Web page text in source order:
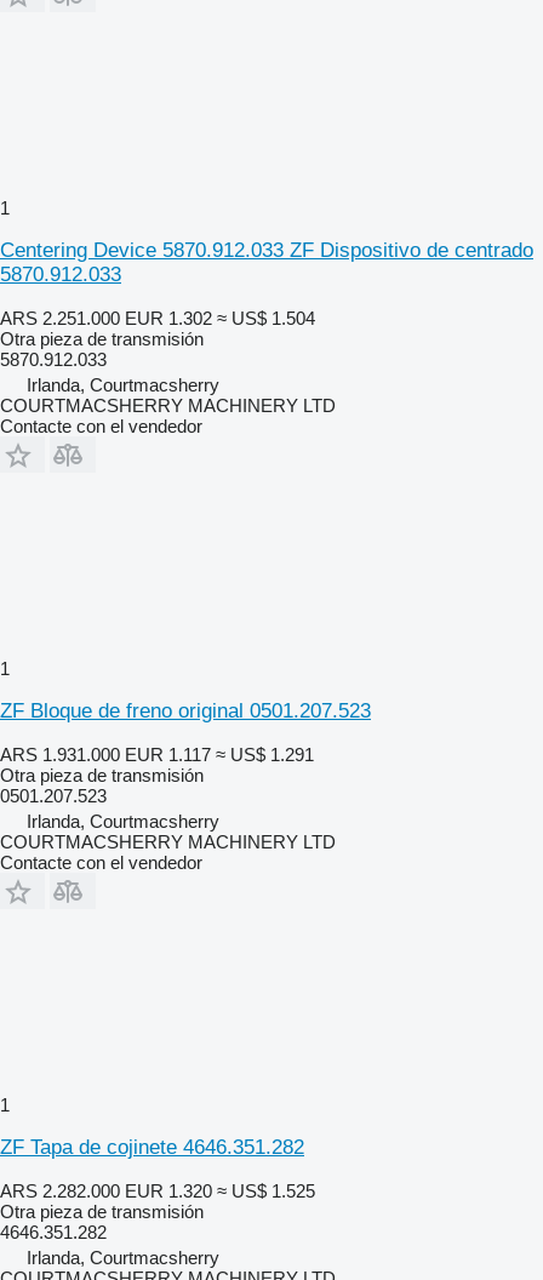
1
Centering Device 5870.912.033 ZF Dispositivo de centrado
5870.912.033
ARS 2.251.000 EUR 1.302 ≈ US$ 1.504
Otra pieza de transmisión
5870.912.033
Irlanda, Courtmacsherry
COURTMACSHERRY MACHINERY LTD
Contacte con el vendedor
1
ZF Bloque de freno original 0501.207.523
ARS 1.931.000 EUR 1.117 ≈ US$ 1.291
Otra pieza de transmisión
0501.207.523
Irlanda, Courtmacsherry
COURTMACSHERRY MACHINERY LTD
Contacte con el vendedor
1
ZF Tapa de cojinete 4646.351.282
ARS 2.282.000 EUR 1.320 ≈ US$ 1.525
Otra pieza de transmisión
4646.351.282
Irlanda, Courtmacsherry